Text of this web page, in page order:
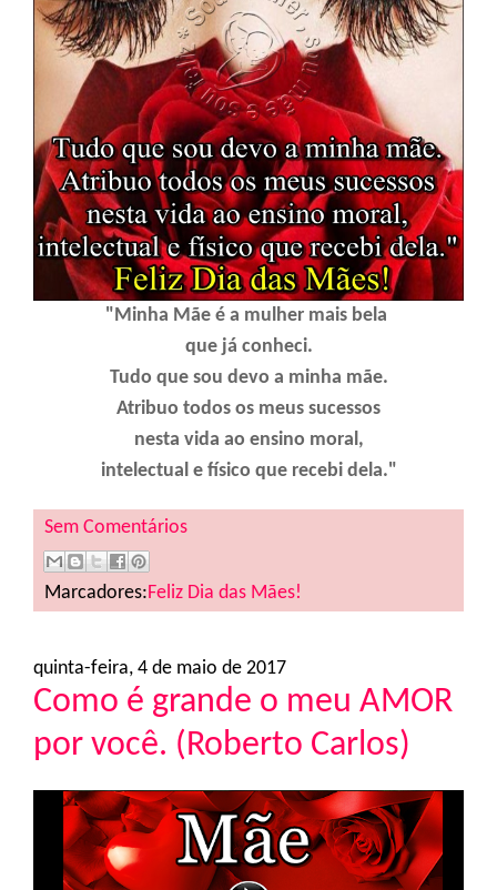
"Minha Mãe é a mulher mais bela
que já conheci.
Tudo que sou devo a minha mãe.
Atribuo todos os meus sucessos
nesta vida ao ensino moral,
intelectual e físico que recebi dela."
Sem Comentários
Marcadores:Feliz Dia das Mães!
quinta-feira, 4 de maio de 2017
Como é grande o meu AMOR
por você. (Roberto Carlos)